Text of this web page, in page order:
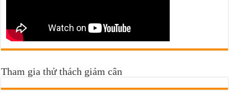
Tham gia thử thách giảm cân